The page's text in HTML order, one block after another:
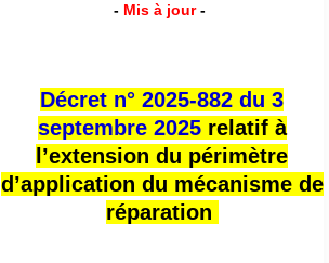
- Mis à jour -
Décret n° 2025-882 du 3
septembre 2025relatif à
l’extension du périmètre
d’application du mécanisme de
réparation